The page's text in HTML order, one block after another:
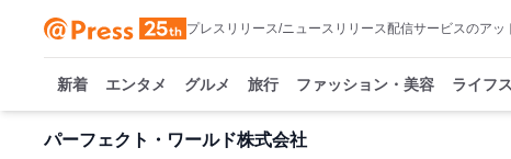
プレスリリース/ニュースリリース配信サービスのアッ
新着 エンタメ グルメ 旅行 ファッション・美容 ライフ
パーフェクト・ワールド株式会社